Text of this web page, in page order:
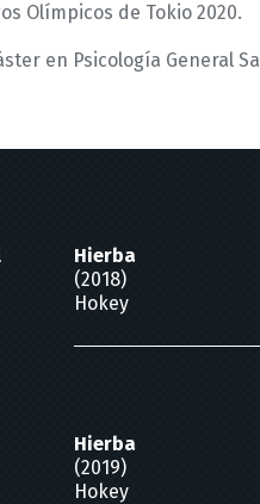
Olímpicos de Tokio 2020.
en Psicología General
Hierba
(2018)
Hokey
Hierba
(2019)
Hokey